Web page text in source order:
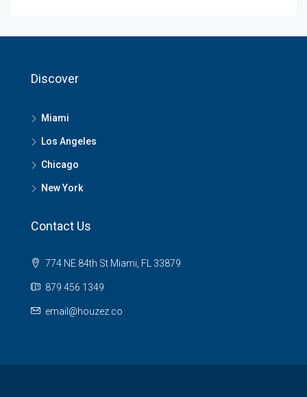
Discover
Miami
Los Angeles
Chicago
New York
Contact Us
774 NE 84th St Miami, FL 33879
879 456 1349
email@houzez.co